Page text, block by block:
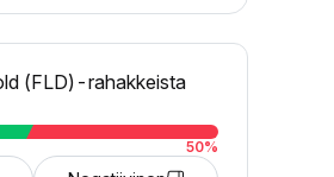
(FLD)-rahakkeista
50%